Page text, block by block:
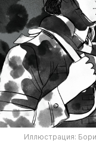
Иллюстрация: